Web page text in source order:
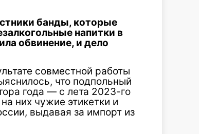
банды, которые
напитки в
обвинение, и дело
совместной работы
что подпольный
года — с лета 2023-го
них чужие этикетки и
выдавая за импорт из